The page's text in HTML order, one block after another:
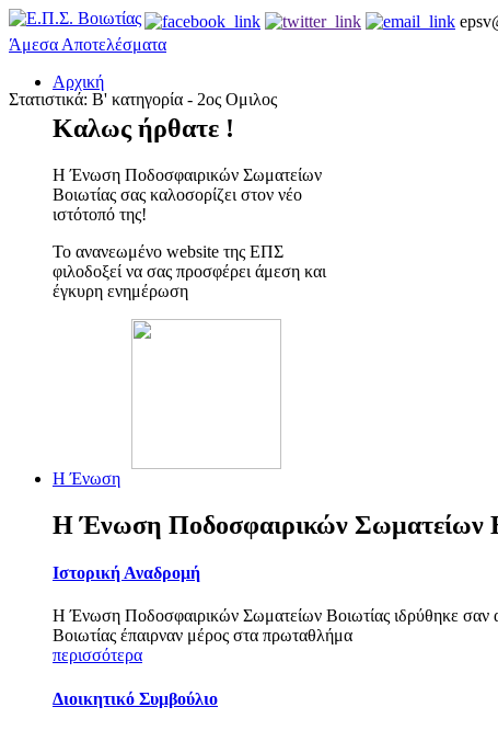
Άμεσα Αποτελέσματα
Αρχική
Καλως ήρθατε !
Η Ένωση Ποδοσφαιρικών Σωματείων
Βοιωτίας σας καλοσορίζει στον νέο
ιστότοπό της!
Το ανανεωμένο website της ΕΠΣ
φιλοδοξεί να σας προσφέρει άμεση και
έγκυρη ενημέρωση
Η Ένωση
Η Ένωση Ποδοσφαιρικών Σωματείων
Ιστορική Αναδρομή
Η Ένωση Ποδοσφαιρικών Σωματείων Βοιωτίας ιδρύθηκε σαν
Βοιωτίας έπαιρναν μέρος στα πρωταθλήμα
περισσότερα
Διοικητικό Συμβούλιο
Στατιστικά: Β' κατηγορία - 2ος Ομιλος